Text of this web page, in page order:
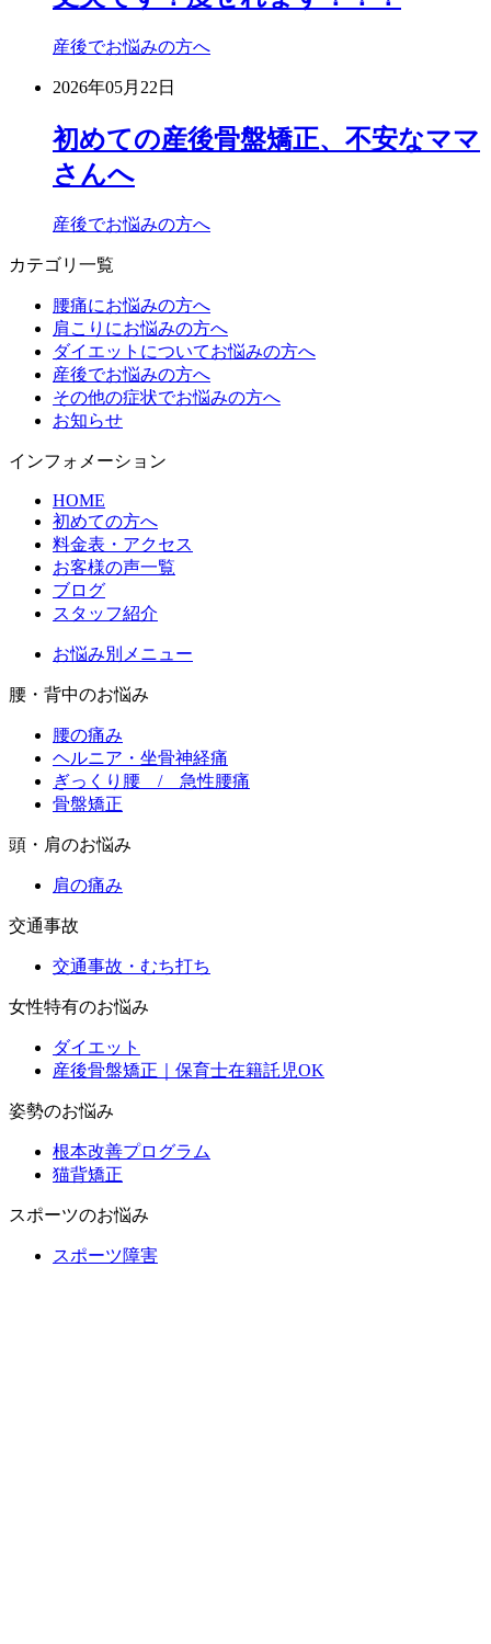
産後でお悩みの方へ
2026年05月22日
初めての産後骨盤矯正、不安なママ
さんへ
産後でお悩みの方へ
カテゴリ一覧
腰痛にお悩みの方へ
肩こりにお悩みの方へ
ダイエットについてお悩みの方へ
産後でお悩みの方へ
その他の症状でお悩みの方へ
お知らせ
インフォメーション
HOME
初めての方へ
料金表・アクセス
お客様の声一覧
ブログ
スタッフ紹介
お悩み別メニュー
腰・背中のお悩み
腰の痛み
ヘルニア・坐骨神経痛
ぎっくり腰 / 急性腰痛
骨盤矯正
頭・肩のお悩み
肩の痛み
交通事故
交通事故・むち打ち
女性特有のお悩み
ダイエット
産後骨盤矯正｜保育士在籍託児OK
姿勢のお悩み
根本改善プログラム
猫背矯正
スポーツのお悩み
スポーツ障害